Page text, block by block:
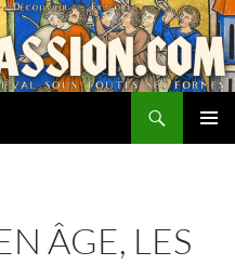
ÂGE, LES